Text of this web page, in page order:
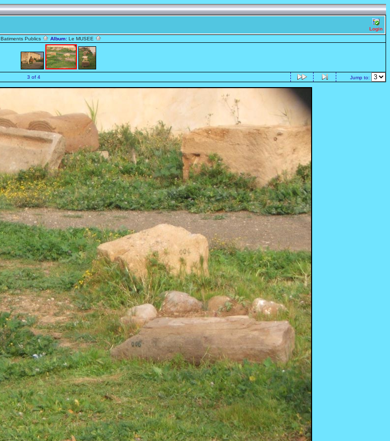
Login
Batiments Publics Album: Le MUSEE
3 of 4 Jump to: